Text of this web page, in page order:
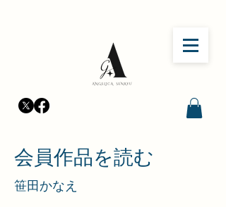
会員作品を読む
​笹田かなえ